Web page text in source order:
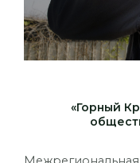
«Горный